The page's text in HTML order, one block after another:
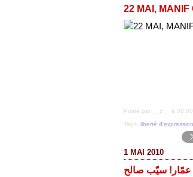
22 MAI,
Posté par __z__ à
Tags: liberté d'expression
1 MAI 2010
عمّار! سيّب صالح